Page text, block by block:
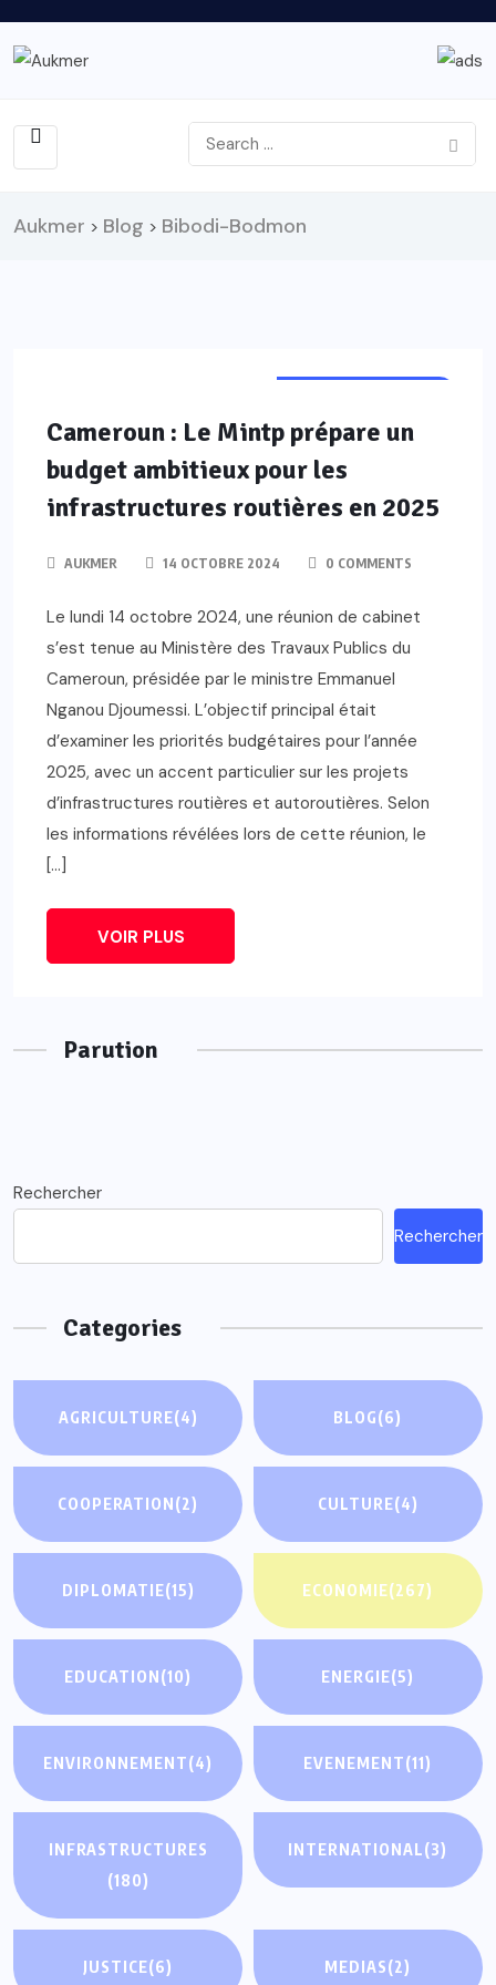
Aukmer > Blog > Bibodi-Bodmon
Cameroun : Le Mintp prépare un
budget ambitieux pour les
infrastructures routières en 2025
AUKMER 14 OCTOBRE 2024 0 COMMENTS
Le lundi 14 octobre 2024, une réunion de cabinet
s’est tenue au Ministère des Travaux Publics du
Cameroun, présidée par le ministre Emmanuel
Nganou Djoumessi. L’objectif principal était
d’examiner les priorités budgétaires pour l’année
2025, avec un accent particulier sur les projets
d’infrastructures routières et autoroutières. Selon
les informations révélées lors de cette réunion, le
[…]
VOIR PLUS
Parution
Rechercher
Rechercher
Categories
AGRICULTURE(4) BLOG(6)
COOPERATION(2) CULTURE(4)
DIPLOMATIE(15) ECONOMIE(267)
EDUCATION(10) ENERGIE(5)
ENVIRONNEMENT(4) EVENEMENT(11)
INFRASTRUCTURES
(180)
INTERNATIONAL(3)
JUSTICE(6) MEDIAS(2)